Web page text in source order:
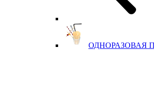
ОДНОРАЗОВАЯ